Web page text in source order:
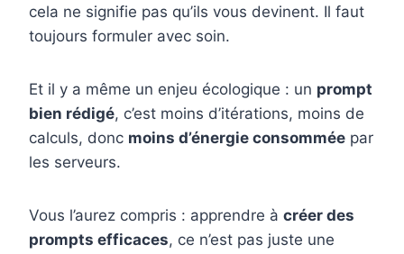
cela ne signifie pas qu’ils vous devinent. Il faut
toujours formuler avec soin.
Et il y a même un enjeu écologique : un prompt
bien rédigé, c’est moins d’itérations, moins de
calculs, donc moins d’énergie consommée par
les serveurs.
Vous l’aurez compris : apprendre à créer des
prompts efficaces, ce n’est pas juste une